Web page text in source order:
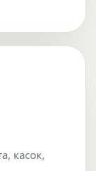
касок,